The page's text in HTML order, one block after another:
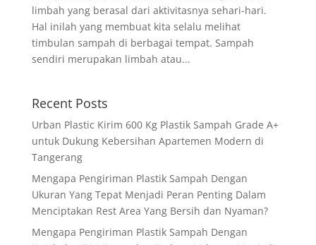
limbah yang berasal dari aktivitasnya sehari-hari.
Hal inilah yang membuat kita selalu melihat
timbulan sampah di berbagai tempat. Sampah
sendiri merupakan limbah atau...
Recent Posts
Urban Plastic Kirim 600 Kg Plastik Sampah Grade A+
untuk Dukung Kebersihan Apartemen Modern di
Tangerang
Mengapa Pengiriman Plastik Sampah Dengan
Ukuran Yang Tepat Menjadi Peran Penting Dalam
Menciptakan Rest Area Yang Bersih dan Nyaman?
Mengapa Pengiriman Plastik Sampah Dengan